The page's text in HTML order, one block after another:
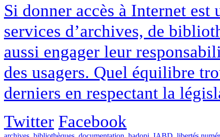
Si donner accès à Internet est
services d’archives, de
aussi engager leur
des usagers. Quel équilibre
derniers en respectant la
Twitter Facebook